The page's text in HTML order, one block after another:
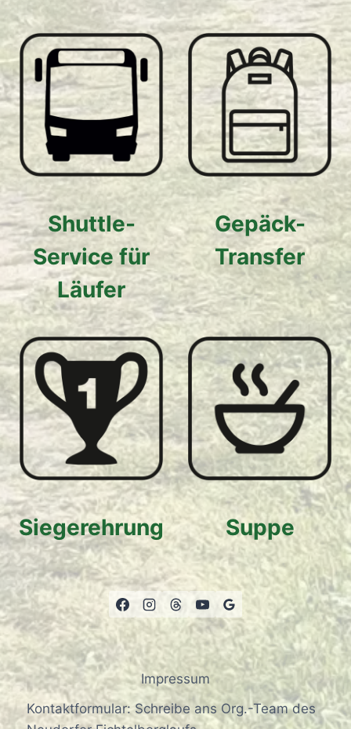
Shuttle-
Service für
Läufer
Gepäck-
Transfer
Siegerehrung Suppe
Impressum
Kontaktformular: Schreibe ans Org.-Team des